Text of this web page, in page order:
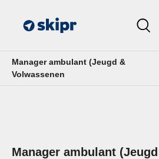
Manager ambulant (Jeugd &
Volwassenen
Manager ambulant